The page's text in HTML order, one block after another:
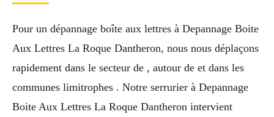
Pour un dépannage boîte aux lettres à Depannage Boite
Aux Lettres La Roque Dantheron, nous nous déplaçons
rapidement dans le secteur de , autour de et dans les
communes limitrophes . Notre serrurier à Depannage
Boite Aux Lettres La Roque Dantheron intervient